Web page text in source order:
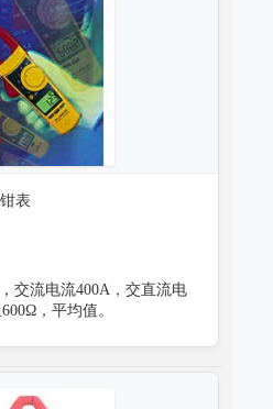
表
交流电流400A，交直流电
，平均值。